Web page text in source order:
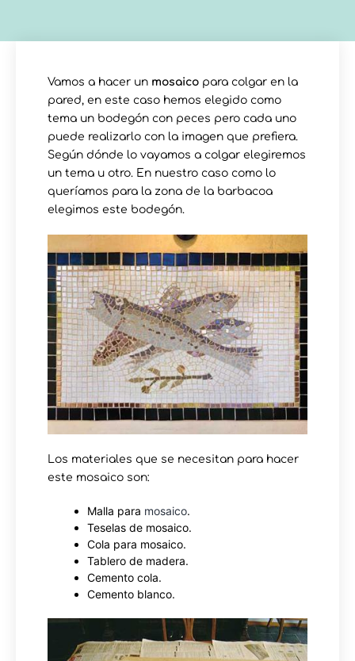
Vamos a hacer un mosaico para colgar en la
pared, en este caso hemos elegido como
tema un bodegón con peces pero cada uno
puede realizarlo con la imagen que prefiera.
Según dónde lo vayamos a colgar elegiremos
un tema u otro. En nuestro caso como lo
queríamos para la zona de la barbacoa
elegimos este bodegón.
Los materiales que se necesitan para hacer
este mosaico son:
Malla para mosaico.
Teselas de mosaico.
Cola para mosaico.
Tablero de madera.
Cemento cola.
Cemento blanco.